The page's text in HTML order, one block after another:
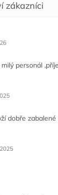
obchodu je 5
personál
obchodu je 5
dobře zabalené
obchodu je 5